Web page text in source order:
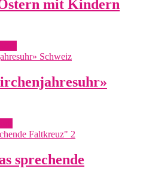
mit Kindern
sprechende